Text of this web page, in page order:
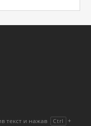
текст и нажав Ctrl +